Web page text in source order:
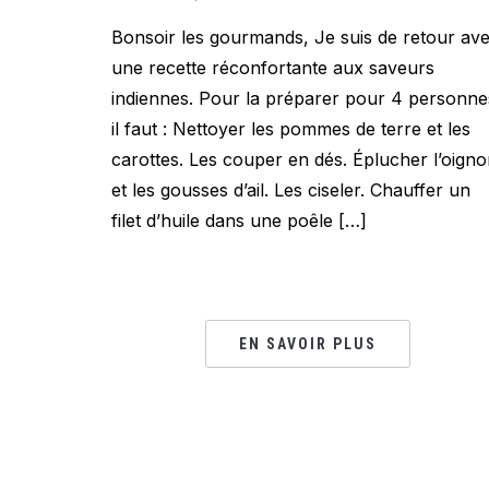
Bonsoir les gourmands, Je suis de retour
une recette réconfortante aux saveurs
indiennes. Pour la préparer pour 4
il faut : Nettoyer les pommes de terre et les
carottes. Les couper en dés. Éplucher
et les gousses d’ail. Les ciseler. Chauffer un
filet d’huile dans une poêle […]
EN SAVOIR PLUS